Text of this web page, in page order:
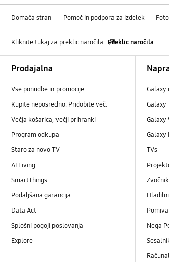
Domača stran Pomoč in podpora za izdelek
Kliknite tukaj za preklic naročila Preklic naročila
Prodajalna
Vse ponudbe in promocije
Kupite neposredno. Pridobite več.
Večja košarica, večji prihranki
Program odkupa
Staro za novo TV
AI Living
SmartThings
Podaljšana garancija
Data Act
Splošni pogoji poslovanja
Explore
Galaxy
Galaxy
Galaxy
TVs
Nega